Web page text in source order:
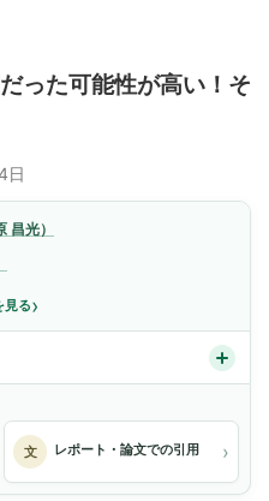
った可能性が高い！そ
日
昌光）
見る›
文 レポート・論文での引用 ›